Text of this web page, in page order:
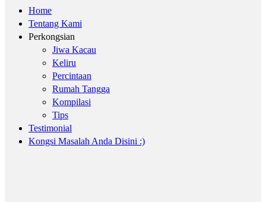
Home
Tentang Kami
Perkongsian
Jiwa Kacau
Keliru
Percintaan
Rumah Tangga
Kompilasi
Tips
Testimonial
Kongsi Masalah Anda Disini :)